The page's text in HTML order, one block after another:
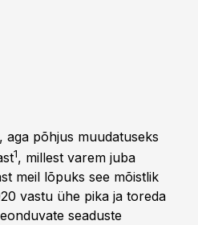
aga põhjus muudatuseks
1, millest varem juba
meil lõpuks see mõistlik
vastu ühe pika ja toreda
seaduste